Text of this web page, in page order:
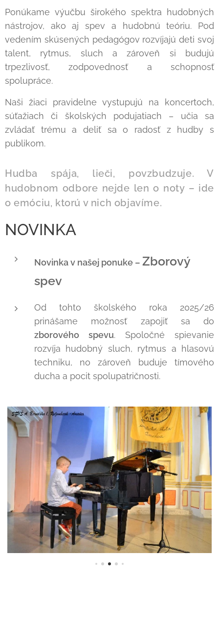
Ponúkame výučbu širokého spektra hudobných
nástrojov, ako aj spev a hudobnú teóriu. Pod
vedením skúsených pedagógov rozvíjajú deti svoj
talent, rytmus, sluch a zároveň si budujú
trpezlivosť, zodpovednosť a schopnosť
spolupráce.
Naši žiaci pravidelne vystupujú na koncertoch,
súťažiach či školských podujatiach – učia sa
zvládať trému a deliť sa o radosť z hudby s
publikom.
Hudba spája, lieči, povzbudzuje. V
hudobnom odbore nejde len o noty – ide
o emóciu, ktorú v nich objavíme.
NOVINKA
Novinka v našej ponuke – Zborový
spev
Od tohto školského roka 2025/26
prinášame možnosť zapojiť sa do
zborového spevu. Spoločné spievanie
rozvíja hudobný sluch, rytmus a hlasovú
techniku, no zároveň buduje tímového
ducha a pocit spolupatričnosti.